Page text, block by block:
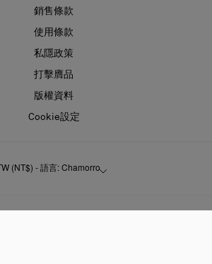
銷售條款
使用條款
私隱政策
打擊膺品
版權資料
Cookie設定
TW (NT$) - 語言: Chamorro